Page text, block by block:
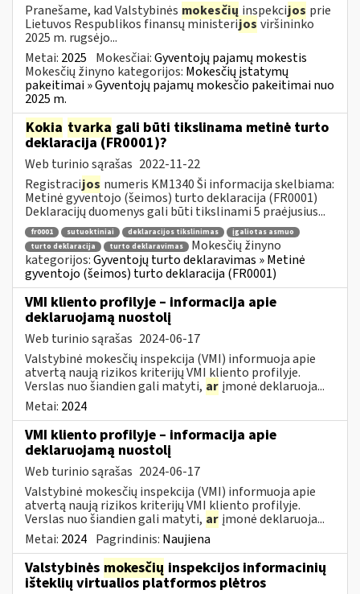
Pranešame, kad Valstybinės mokesčių inspekcijos prie
Lietuvos Respublikos finansų ministerijos viršininko
2025 m. rugsėjo...
Metai: 2025 Mokesčiai:Gyventojų pajamų mokestis
Mokesčių žinyno kategorijos: Mokesčių įstatymų
pakeitimai » Gyventojų pajamų mokesčio pakeitimai nuo
2025 m.
Kokia tvarka gali būti tikslinama metinė turto
deklaracija (FR0001)?
Web turinio sąrašas 2022-11-22
Registracijos numeris KM1340 Ši informacija skelbiama:
Metinė gyventojo (šeimos) turto deklaracija (FR0001)
Deklaracijų duomenys gali būti tikslinami 5 praėjusius...
fr0001 sutuoktiniai deklaracijos tikslinimas
įgaliotas asmuo
turto deklaracija
turto deklaravimas
Mokesčių žinyno
kategorijos:Gyventojų turto deklaravimas » Metinė
gyventojo (šeimos) turto deklaracija (FR0001)
VMI kliento profilyje – informacija apie
deklaruojamą nuostolį
Web turinio sąrašas 2024-06-17
Valstybinė mokesčių inspekcija (VMI) informuoja apie
atvertą naują rizikos kriterijų VMI kliento profilyje.
Verslas nuo šiandien gali matyti, ar įmonė deklaruoja...
Metai: 2024
VMI kliento profilyje – informacija apie
deklaruojamą nuostolį
Web turinio sąrašas 2024-06-17
Valstybinė mokesčių inspekcija (VMI) informuoja apie
atvertą naują rizikos kriterijų VMI kliento profilyje.
Verslas nuo šiandien gali matyti, ar įmonė deklaruoja...
Metai: 2024 Pagrindinis: Naujiena
Valstybinės mokesčių inspekcijos informacinių
išteklių virtualios platformos plėtros